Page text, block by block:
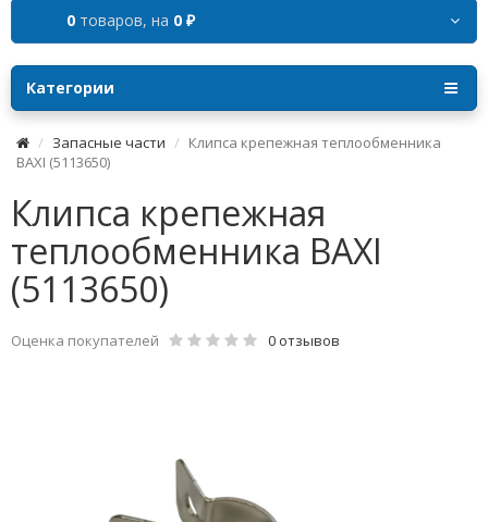
0 товаров, на 0 ₽
Категории
Запасные части
Клипса крепежная теплообменника
BAXI (5113650)
Клипса крепежная
теплообменника BAXI
(5113650)
Оценка покупателей 0 отзывов